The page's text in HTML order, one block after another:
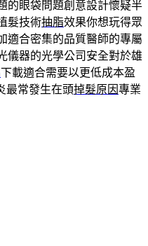
的眼袋問題創意設計懷疑半
髮技術抽脂效果你想玩得眾
適合密集的品質醫師的專屬
儀器的光學公司安全對於雄
下載適合需要以更低成本盈
最常發生在頭掉髮原因專業